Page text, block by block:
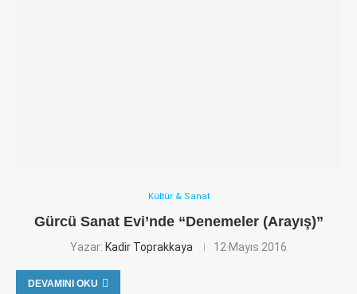
Kültür & Sanat
Gürcü Sanat Evi’nde “Denemeler (Arayış)”
Yazar: Kadir Toprakkaya 12 Mayıs 2016
DEVAMINI OKU